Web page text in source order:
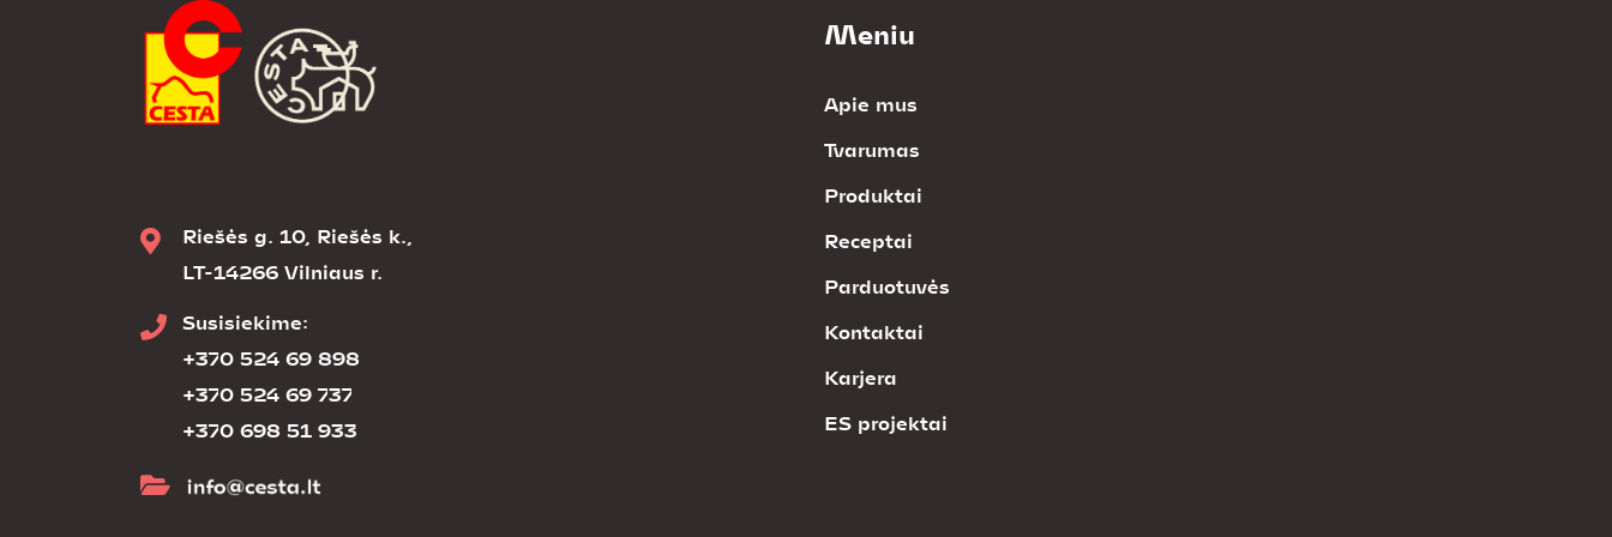
Riešės g. 10, Riešės k.,
LT-14266 Vilniaus r.
Susisiekime:
+370 524 69 898
+370 524 69 737
+370 698 51 933
Meniu
Apie mus
Tvarumas
Produktai
Receptai
Parduotuvės
Kontaktai
Karjera
ES projektai